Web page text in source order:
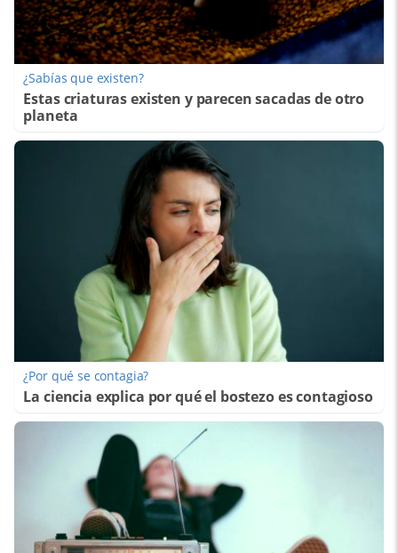
¿Sabías que existen?
Estas criaturas existen y parecen sacadas de otro
planeta
¿Por qué se contagia?
La ciencia explica por qué el bostezo es contagioso